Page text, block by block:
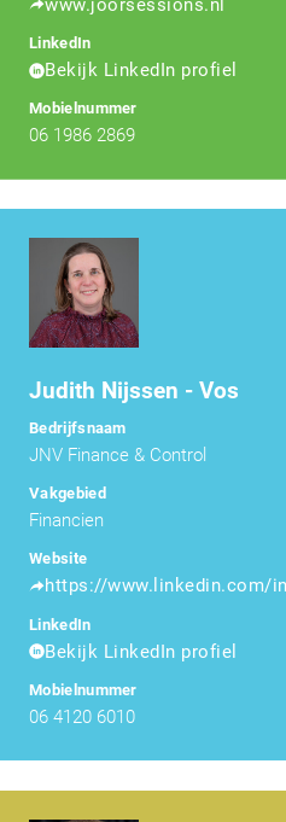
www.joorsessions.nl
LinkedIn
Bekijk LinkedIn profiel
Mobielnummer
06 1986 2869
Judith Nijssen - Vos
Bedrijfsnaam
JNV Finance & Control
Vakgebied
Financien
Website
https://www.linkedin.com/
LinkedIn
Bekijk LinkedIn profiel
Mobielnummer
06 4120 6010